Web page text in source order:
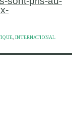
, INTERNATIONAL